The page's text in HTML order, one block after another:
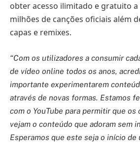
obter acesso ilimitado e gratuito a
milhões de canções oficiais além
capas e remixes.
“Com os utilizadores a consumir
de vídeo online todos os anos,
importante experimentarem
através de novas formas. Estamos
com o YouTube para permitir que
vejam o conteúdo que adoram sem
Esperamos que este seja o início de